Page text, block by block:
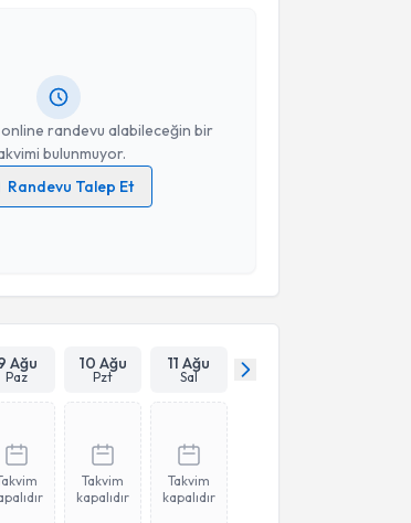
randevu alabileceğin bir
bulunmuyor.
Randevu Talep Et
ilişkinAydınlatma Metni
Talebini Gönder
Ağu
Paz
10 Ağu
Pzt
11 Ağu
Sal
Takvim
kapalıdır
Takvim
kapalıdır